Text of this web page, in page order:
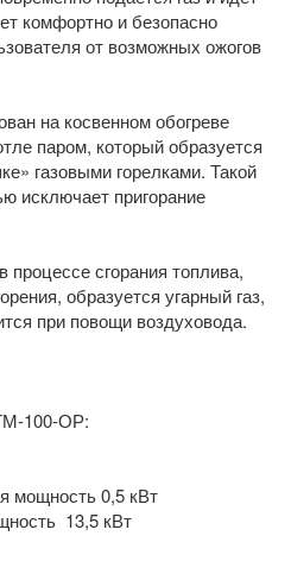
комфортно и безопасно
от возможных ожогов
на косвенном обогреве
паром, который образуется
газовыми горелками. Такой
исключает пригорание
процессе сгорания топлива,
образуется угарный газ,
при повощи воздуховода.
100-ОР:
мощность0,5 кВт
13,5 кВт